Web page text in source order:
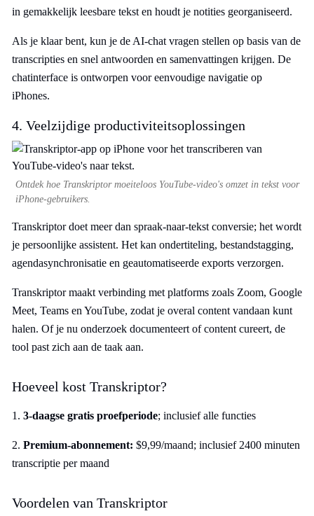
in gemakkelijk leesbare tekst en houdt je notities georganiseerd.
Als je klaar bent, kun je de AI-chat vragen stellen op basis van de
transcripties en snel antwoorden en samenvattingen krijgen. De
chatinterface is ontworpen voor eenvoudige navigatie op
iPhones.
4. Veelzijdige productiviteitsoplossingen
Ontdek hoe Transkriptor moeiteloos YouTube-video's omzet in tekst voor
iPhone-gebruikers.
Transkriptor doet meer dan spraak-naar-tekst conversie; het wordt
je persoonlijke assistent. Het kan ondertiteling, bestandstagging,
agendasynchronisatie en geautomatiseerde exports verzorgen.
Transkriptor maakt verbinding met platforms zoals Zoom, Google
Meet, Teams en YouTube, zodat je overal content vandaan kunt
halen. Of je nu onderzoek documenteert of content cureert, de
tool past zich aan de taak aan.
Hoeveel kost Transkriptor?
1. 3-daagse gratis proefperiode; inclusief alle functies
2. Premium-abonnement: $9,99/maand; inclusief 2400 minuten
transcriptie per maand
Voordelen van Transkriptor